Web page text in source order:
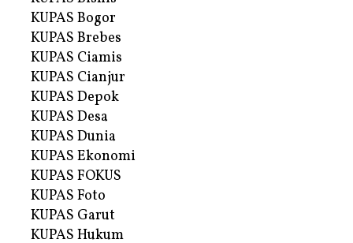
KUPAS Bogor
KUPAS Brebes
KUPAS Ciamis
KUPAS Cianjur
KUPAS Depok
KUPAS Desa
KUPAS Dunia
KUPAS Ekonomi
KUPAS FOKUS
KUPAS Foto
KUPAS Garut
KUPAS Hukum